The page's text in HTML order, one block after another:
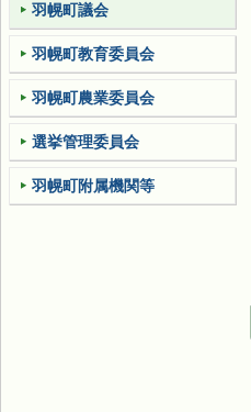
羽幌町議会
羽幌町教育委員会
羽幌町農業委員会
選挙管理委員会
羽幌町附属機関等